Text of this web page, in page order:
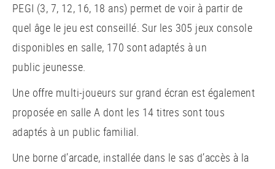
PEGI (3, 7, 12, 16, 18 ans) permet de voir à partir de
quel âge le jeu est conseillé. Sur les 305 jeux console
disponibles en salle, 170 sont adaptés à un
public jeunesse.
Une offre multi-joueurs sur grand écran est également
proposée en salle A dont les 14 titres sont tous
adaptés à un public familial.
Une borne d’arcade, installée dans le sas d’accès à la